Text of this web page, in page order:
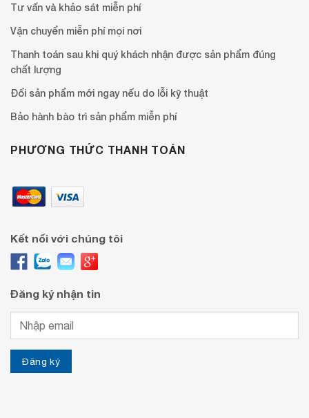
Tư vấn và khảo sát miễn phí
Vận chuyển miễn phí mọi nơi
Thanh toán sau khi quý khách nhận được sản phẩm đúng
chất lượng
Đổi sản phẩm mới ngay nếu do lỗi kỹ thuật
Bảo hành bào trì sản phẩm miễn phí
PHƯƠNG THỨC THANH TOÁN
Kết nối với chúng tôi
Đăng ký nhận tin